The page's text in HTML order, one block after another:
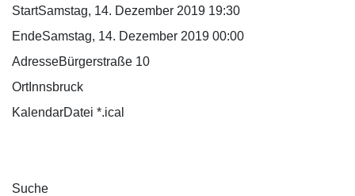
StartSamstag, 14. Dezember 2019 19:30
EndeSamstag, 14. Dezember 2019 00:00
AdresseBürgerstraße 10
OrtInnsbruck
KalendarDatei *.ical
Suche